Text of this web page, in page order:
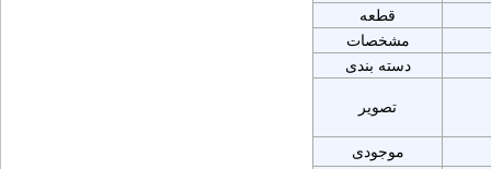
قطعه
مشخصات
دسته بندی
تصویر
موجودی